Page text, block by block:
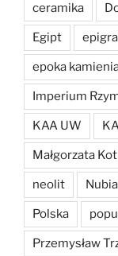
ceramika
Egipt
epoka
Imperium
KAA UW
Małgorzata Kot
neolit Nubia
Polska
Przemysław